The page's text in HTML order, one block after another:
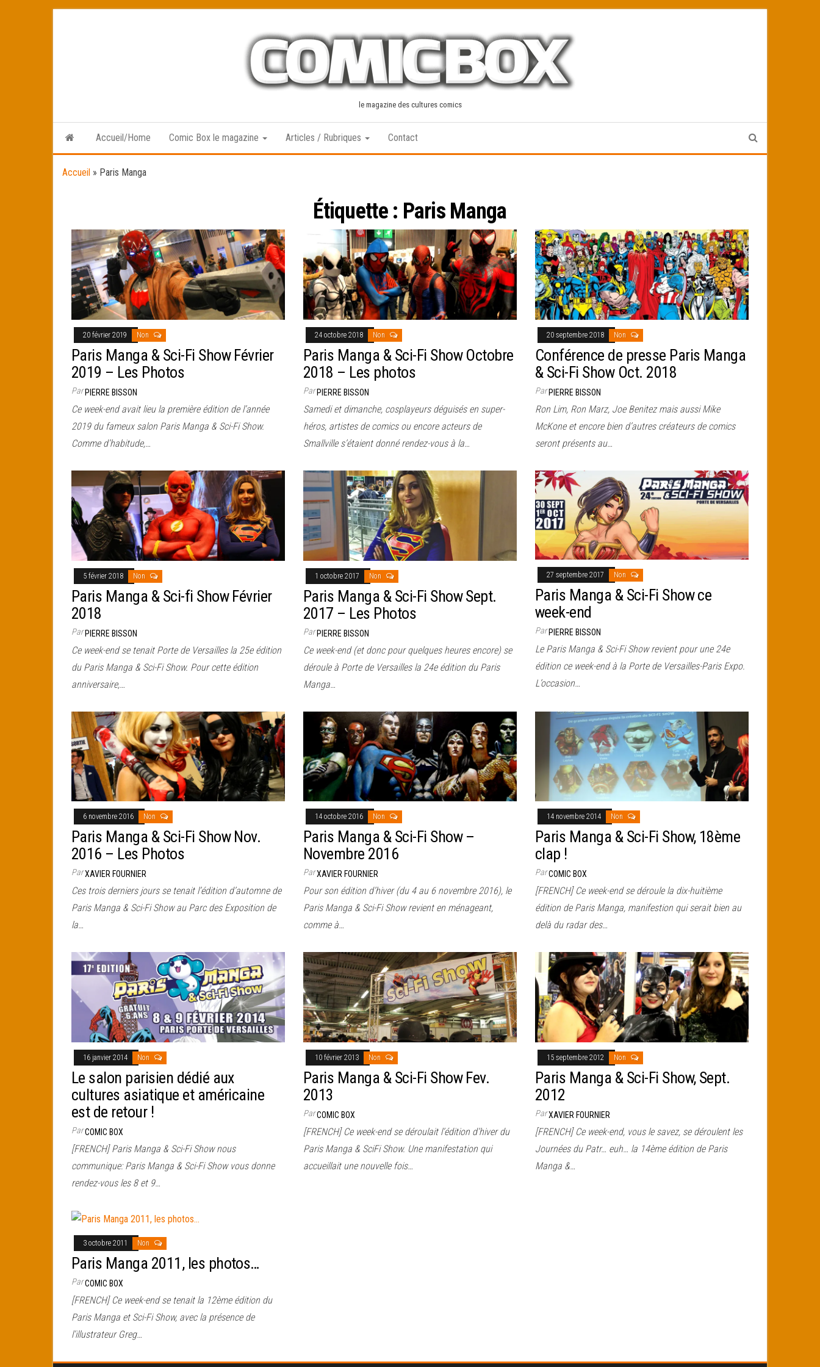
le magazine des cultures comics
Accueil/Home Comic Box le magazine Articles / Rubriques Contact
Accueil » Paris Manga
Étiquette : Paris Manga
20 février 2019 Non
Paris Manga & Sci-Fi Show Février
2019 – Les Photos
ParPIERRE BISSON
Ce week-end avait lieu la première édition de l’année
2019 du fameux salon Paris Manga & Sci-Fi Show.
Comme d’habitude,…
24 octobre 2018 Non
Paris Manga & Sci-Fi Show Octobre
2018 – Les photos
ParPIERRE BISSON
Samedi et dimanche, cosplayeurs déguisés en super-
héros, artistes de comics ou encore acteurs de
Smallville s’étaient donné rendez-vous à la…
20 septembre 2018 Non
Conférence de presse Paris Manga
& Sci-Fi Show Oct. 2018
ParPIERRE BISSON
Ron Lim, Ron Marz, Joe Benitez mais aussi Mike
McKone et encore bien d’autres créateurs de comics
seront présents au…
5 février 2018 Non
Paris Manga & Sci-fi Show Février
2018
ParPIERRE BISSON
Ce week-end se tenait Porte de Versailles la 25e édition
du Paris Manga & Sci-Fi Show. Pour cette édition
anniversaire,…
1 octobre 2017 Non
Paris Manga & Sci-Fi Show Sept.
2017 – Les Photos
ParPIERRE BISSON
Ce week-end (et donc pour quelques heures encore) se
déroule à Porte de Versailles la 24e édition du Paris
Manga…
27 septembre 2017 Non
Paris Manga & Sci-Fi Show ce
week-end
ParPIERRE BISSON
Le Paris Manga & Sci-Fi Show revient pour une 24e
édition ce week-end à la Porte de Versailles-Paris Expo.
L’occasion…
6 novembre 2016 Non
Paris Manga & Sci-Fi Show Nov.
2016 – Les Photos
ParXAVIER FOURNIER
Ces trois derniers jours se tenait l’édition d’automne de
Paris Manga & Sci-Fi Show au Parc des Exposition de
la…
14 octobre 2016 Non
Paris Manga & Sci-Fi Show –
Novembre 2016
ParXAVIER FOURNIER
Pour son édition d’hiver (du 4 au 6 novembre 2016), le
Paris Manga & Sci-Fi Show revient en ménageant,
comme à…
14 novembre 2014 Non
Paris Manga & Sci-Fi Show, 18ème
clap !
ParCOMIC BOX
[FRENCH] Ce week-end se déroule la dix-huitième
édition de Paris Manga, manifestion qui serait bien au
delà du radar des…
16 janvier 2014 Non
Le salon parisien dédié aux
cultures asiatique et américaine
est de retour !
ParCOMIC BOX
[FRENCH] Paris Manga & Sci-Fi Show nous
communique: Paris Manga & Sci-Fi Show vous donne
rendez-vous les 8 et 9…
10 février 2013 Non
Paris Manga & Sci-Fi Show Fev.
2013
ParCOMIC BOX
[FRENCH] Ce week-end se déroulait l’édition d’hiver du
Paris Manga & SciFi Show. Une manifestation qui
accueillait une nouvelle fois…
15 septembre 2012 Non
Paris Manga & Sci-Fi Show, Sept.
2012
ParXAVIER FOURNIER
[FRENCH] Ce week-end, vous le savez, se déroulent les
Journées du Patr… euh… la 14ème édition de Paris
Manga &…
3 octobre 2011 Non
Paris Manga 2011, les photos…
ParCOMIC BOX
[FRENCH] Ce week-end se tenait la 12ème édition du
Paris Manga et Sci-Fi Show, avec la présence de
l’illustrateur Greg…